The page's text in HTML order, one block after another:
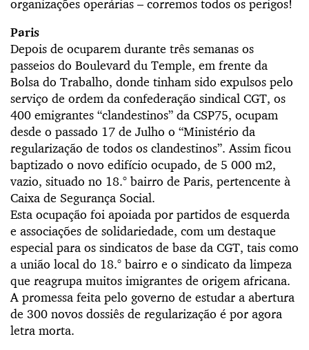
organizações operárias – corremos todos os perigos!
Paris
Depois de ocuparem durante três semanas os
passeios do Boulevard du Temple, em frente da
Bolsa do Trabalho, donde tinham sido expulsos pelo
serviço de ordem da confederação sindical CGT, os
400 emigrantes “clandestinos” da CSP75, ocupam
desde o passado 17 de Julho o “Ministério da
regularização de todos os clandestinos”. Assim ficou
baptizado o novo edifício ocupado, de 5 000 m2,
vazio, situado no 18.° bairro de Paris, pertencente à
Caixa de Segurança Social.
Esta ocupação foi apoiada por partidos de esquerda
e associações de solidariedade, com um destaque
especial para os sindicatos de base da CGT, tais como
a união local do 18.° bairro e o sindicato da limpeza
que reagrupa muitos imigrantes de origem africana.
A promessa feita pelo governo de estudar a abertura
de 300 novos dossiês de regularização é por agora
letra morta.